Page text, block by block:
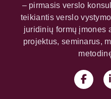
– pirmasis verslo
teikiantis verslo
juridinių formų įmones
projektus, seminarus,